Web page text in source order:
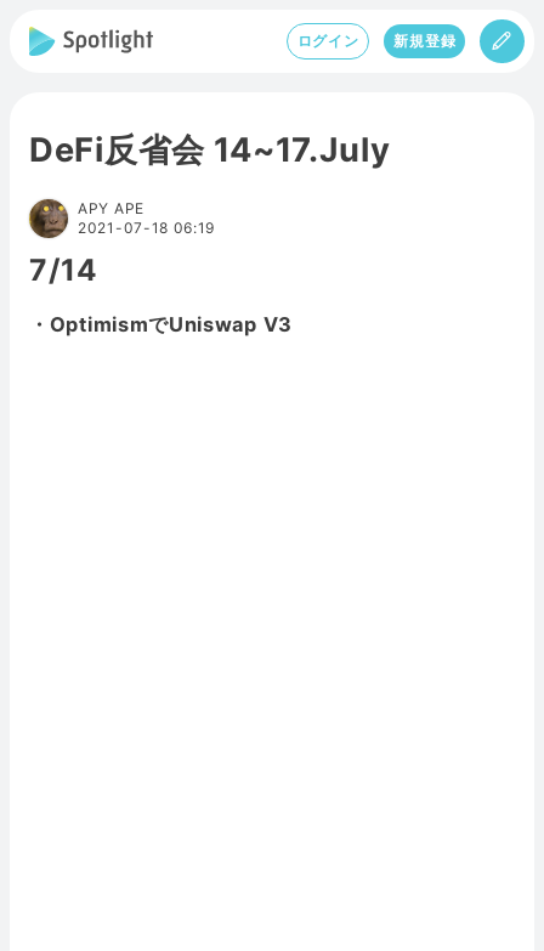
ログイン 新規登録
DeFi反省会 14~17.July
APY APE
2021-07-18 06:19
7/14
・OptimismでUniswap V3